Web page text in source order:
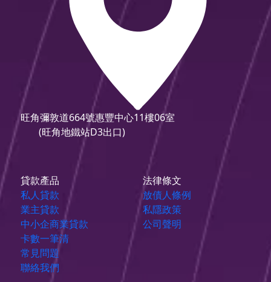
旺角彌敦道664號惠豐中心11樓06室
(旺角地鐵站D3出口)
貸款產品
私人貸款
業主貸款
中小企商業貸款
卡數一筆清
常見問題
聯絡我們
法律條文
放債人條例
私隱政策
公司聲明